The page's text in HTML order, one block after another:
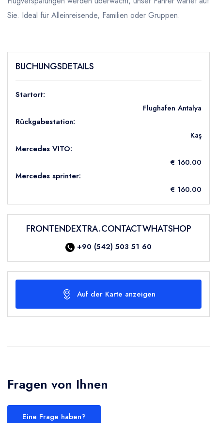
Sie. Ideal für Alleinreisende, Familien oder Gruppen.
BUCHUNGSDETAILS
Startort:
Flughafen Antalya
Rückgabestation:
Kaş
Mercedes VITO:
€ 160.00
Mercedes sprinter:
€ 160.00
FRONTENDEXTRA.CONTACTWHATSHOP
+90 (542) 503 51 60
Auf der Karte anzeigen
Fragen von Ihnen
Eine Frage haben?